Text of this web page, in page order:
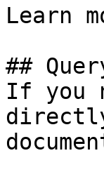
Learn
##
If you